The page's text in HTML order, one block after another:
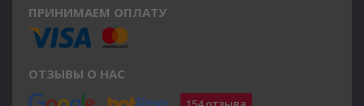
ПРИНИМАЕМ ОПЛАТУ
ОТЗЫВЫ О НАС